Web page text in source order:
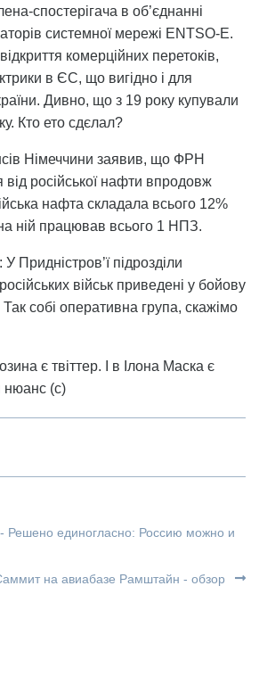
спостерігача в об’єднанні
системної мережі ENTSO-E.
комерційних перетоків,
в ЄС, що вигідно і для
Дивно, що з 19 року купували
Кто ето сдєлал?
Німеччини заявив, що ФРН
від російської нафти впродовж
нафта складала всього 12%
ній працював всього 1 НПЗ.
підрозділи
військ приведені у бойову
Так собі оперативна група, скажімо
є твіттер. І в Ілона Маска є
нюанс (с)
Решено единогласно: Россию можно и
на авиабазе Рамштайн - обзор